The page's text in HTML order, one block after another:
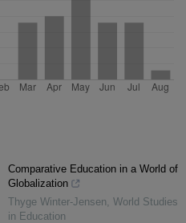
Comparative Education in a World of
Globalization
Thyge Winter-Jensen World Studies
in Education